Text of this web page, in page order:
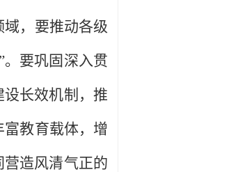
，要推动各级
要巩固深入贯
长效机制，推
教育载体，增
造风清气正的